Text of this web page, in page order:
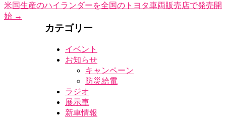
米国生産のハイランダーを全国のトヨタ車両販売店で発売開
始 →
カテゴリー
イベント
お知らせ
キャンペーン
防災給電
ラジオ
展示車
新車情報